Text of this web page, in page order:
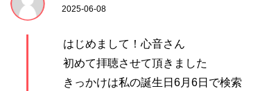
2025-06-08
はじめまして！心音さん
初めて拝聴させて頂きました
きっかけは私の誕生日6月6日で検索